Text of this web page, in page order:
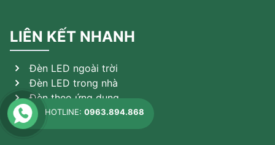
LIÊN KẾT NHANH
Đèn LED ngoài trời
Đèn LED trong nhà
Đèn theo ứng dụng
Sản phẩm khác
HOTLINE:0963.894.868